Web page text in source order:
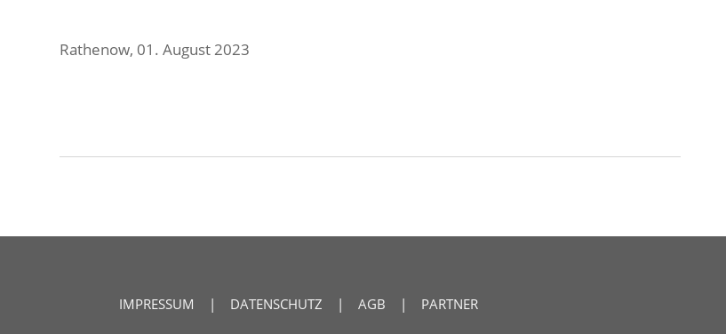
Rathenow, 01. August 2023
IMPRESSUM | DATENSCHUTZ |AGB | PARTNER